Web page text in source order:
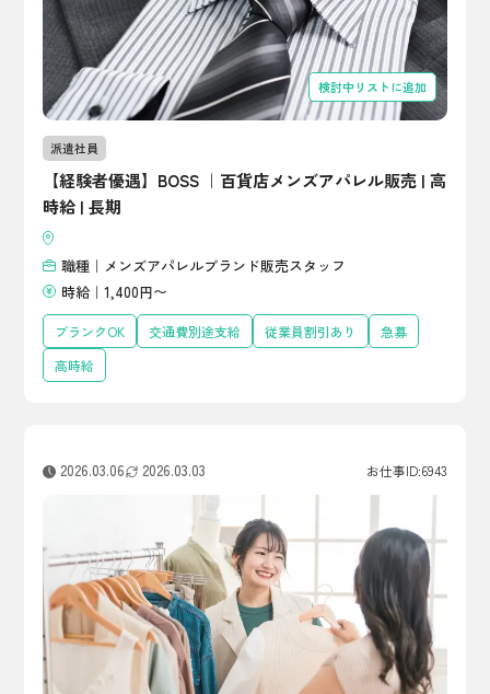
検討中リストに追加
派遣社員
【経験者優遇】BOSS ｜百貨店メンズアパレル販売 | 高
時給 | 長期
職種｜メンズアパレルブランド販売スタッフ
時給｜1,400円〜
ブランクOK 交通費別途支給 従業員割引あり
急募
高時給
2026.03.06 2026.03.03 お仕事ID:6943